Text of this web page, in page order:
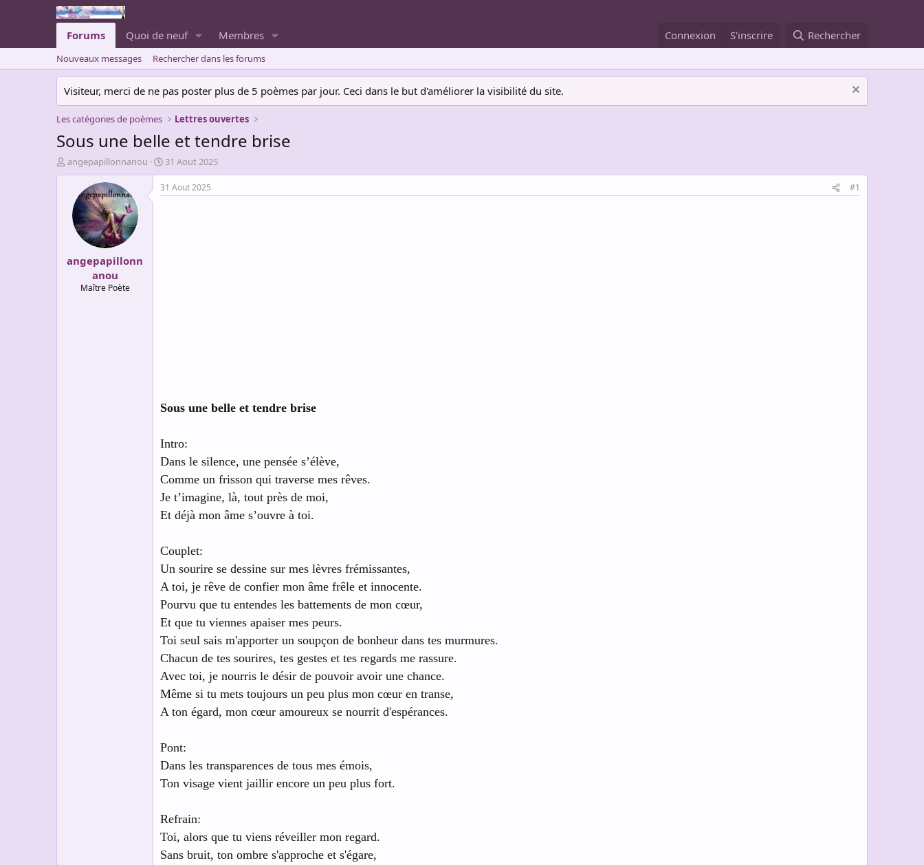
Forums Quoi de neuf Membres Connexion S'inscrire Rechercher
Nouveaux messages Rechercher dans les forums
Visiteur, merci de ne pas poster plus de 5 poèmes par jour. Ceci dans le but d'améliorer la visibilité du site.
Les catégories de poèmes Lettres ouvertes
Sous une belle et tendre brise
A
u
l
angepapillonnanou
D
a
t
e
31 Aout 2025
angepapillonn
anou
Maître Poète
31 Aout 2025 #1
Sous une belle et tendre brise
Intro:
Dans le silence, une pensée s’élève,
Comme un frisson qui traverse mes rêves.
Je t’imagine, là, tout près de moi,
Et déjà mon âme s’ouvre à toi.
Couplet:
Un sourire se dessine sur mes lèvres frémissantes,
A toi, je rêve de confier mon âme frêle et innocente.
Pourvu que tu entendes les battements de mon cœur,
Et que tu viennes apaiser mes peurs.
Toi seul sais m'apporter un soupçon de bonheur dans tes murmures.
Chacun de tes sourires, tes gestes et tes regards me rassure.
Avec toi, je nourris le désir de pouvoir avoir une chance.
Même si tu mets toujours un peu plus mon cœur en transe,
A ton égard, mon cœur amoureux se nourrit d'espérances.
Pont:
Dans les transparences de tous mes émois,
Ton visage vient jaillir encore un peu plus fort.
Refrain:
Toi, alors que tu viens réveiller mon regard.
Sans bruit, ton ombre s'approche et s'égare,